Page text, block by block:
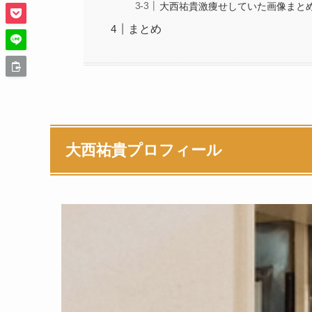
大西祐貴激痩せしていた画像まと
まとめ
大西祐貴プロフィール